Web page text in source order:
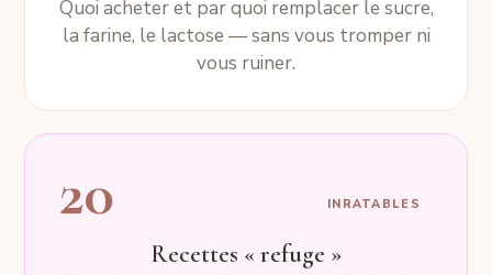
Quoi acheter et par quoi remplacer le sucre,
la farine, le lactose — sans vous tromper ni
vous ruiner.
20 INRATABLES
Recettes « refuge »